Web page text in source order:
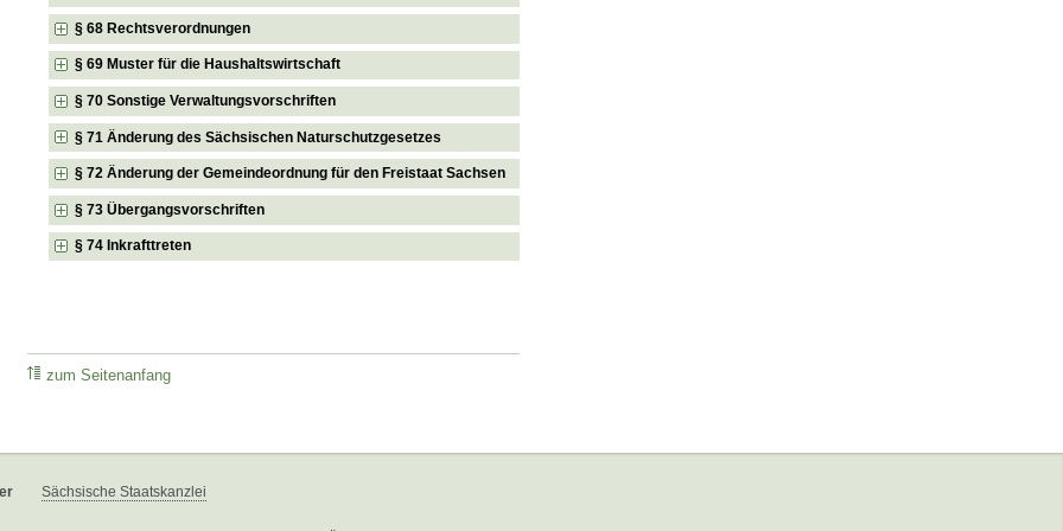
§ 68 Rechtsverordnungen
§ 69 Muster für die Haushaltswirtschaft
§ 70 Sonstige Verwaltungsvorschriften
§ 71 Änderung des Sächsischen Naturschutzgesetzes
§ 72 Änderung der Gemeindeordnung für den Freistaat Sachsen
§ 73 Übergangsvorschriften
§ 74 Inkrafttreten
zum Seitenanfang
Sächsische Staatskanzlei